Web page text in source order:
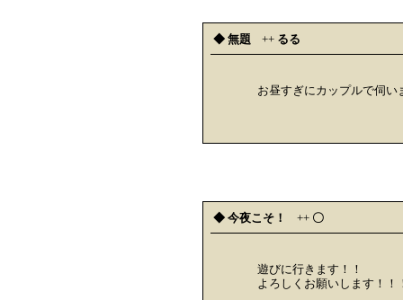
◆ 無題 ++ るる
お昼すぎにカップルで伺い
◆ 今夜こそ！ ++ 〇
遊びに行きます！！
よろしくお願いします！！